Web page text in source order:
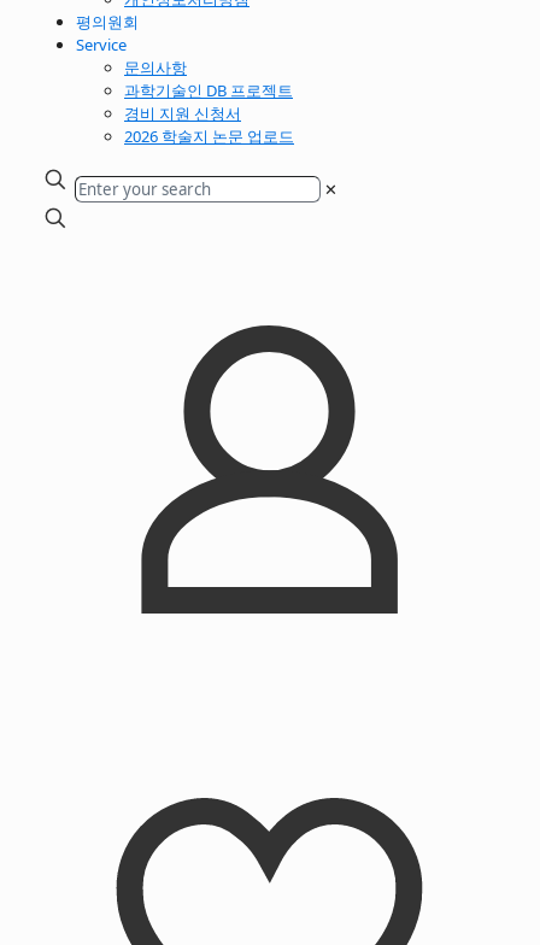
평의원회
Service
문의사항
과학기술인 DB 프로젝트
경비 지원 신청서
2026 학술지 논문 업로드
✕